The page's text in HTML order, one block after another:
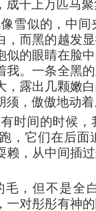
成千上万匹马
雪似的，中
，而黑的越发
似的眼睛在脸
我。一条全黑
，露出几颗嫩
须，傲傲地动
时间的时候
，它们在后面
赖，从中间插
毛，但不是全
一对彤彤有神